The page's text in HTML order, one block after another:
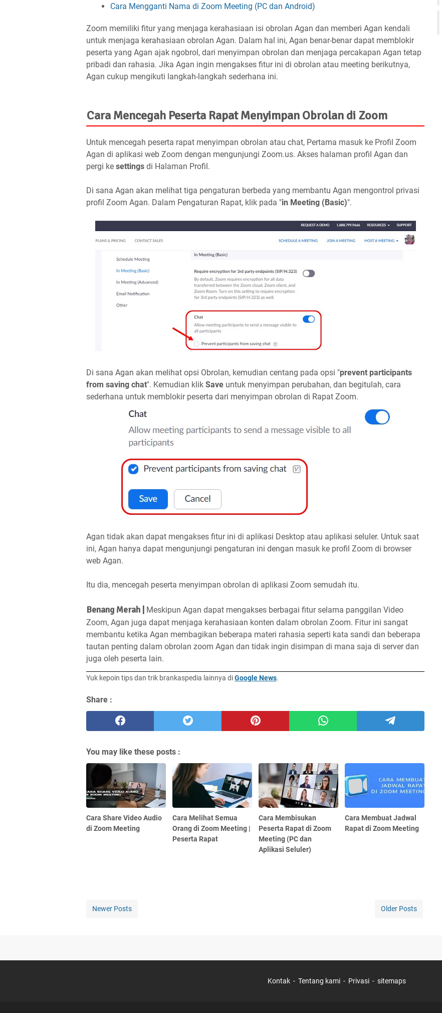
Cara Mengganti Nama di Zoom Meeting (PC dan Android)
Zoom memiliki fitur yang menjaga kerahasiaan isi obrolan Agan dan memberi Agan kendali
untuk menjaga kerahasiaan obrolan Agan. Dalam hal ini, Agan benar-benar dapat memblokir
peserta yang Agan ajak ngobrol, dari menyimpan obrolan dan menjaga percakapan Agan tetap
pribadi dan rahasia. Jika Agan ingin mengakses fitur ini di obrolan atau meeting berikutnya,
Agan cukup mengikuti langkah-langkah sederhana ini.
Cara Mencegah Peserta Rapat Menyimpan Obrolan di Zoom
Untuk mencegah peserta rapat menyimpan obrolan atau chat, Pertama masuk ke Profil Zoom
Agan di aplikasi web Zoom dengan mengunjungi Zoom.us. Akses halaman profil Agan dan
pergi ke settings di Halaman Profil.
Di sana Agan akan melihat tiga pengaturan berbeda yang membantu Agan mengontrol privasi
profil Zoom Agan. Dalam Pengaturan Rapat, klik pada "in Meeting (Basic)".
Di sana Agan akan melihat opsi Obrolan, kemudian centang pada opsi "prevent participants
from saving chat". Kemudian klik Save untuk menyimpan perubahan, dan begitulah, cara
sederhana untuk memblokir peserta dari menyimpan obrolan di Rapat Zoom.
Agan tidak akan dapat mengakses fitur ini di aplikasi Desktop atau aplikasi seluler. Untuk saat
ini, Agan hanya dapat mengunjungi pengaturan ini dengan masuk ke profil Zoom di browser
web Agan.
Itu dia, mencegah peserta menyimpan obrolan di aplikasi Zoom semudah itu.
Benang Merah |
Meskipun Agan dapat mengakses berbagai fitur selama panggilan Video
Zoom, Agan juga dapat menjaga kerahasiaan konten dalam obrolan Zoom. Fitur ini sangat
membantu ketika Agan membagikan beberapa materi rahasia seperti kata sandi dan beberapa
tautan penting dalam obrolan zoom Agan dan tidak ingin disimpan di mana saja di server dan
juga oleh peserta lain.
Yuk kepoin tips dan trik brankaspedia lainnya diGoogle News.
Share :
You may like these posts :
Cara Share Video Audio
di Zoom Meeting
Cara Melihat Semua
Orang di Zoom Meeting |
Peserta Rapat
Cara Membisukan
Peserta Rapat di Zoom
Meeting (PC dan
Aplikasi Seluler)
Cara Membuat Jadwal
Rapat di Zoom Meeting
Newer Posts Older Posts
Kontak Tentang kami Privasi sitemaps